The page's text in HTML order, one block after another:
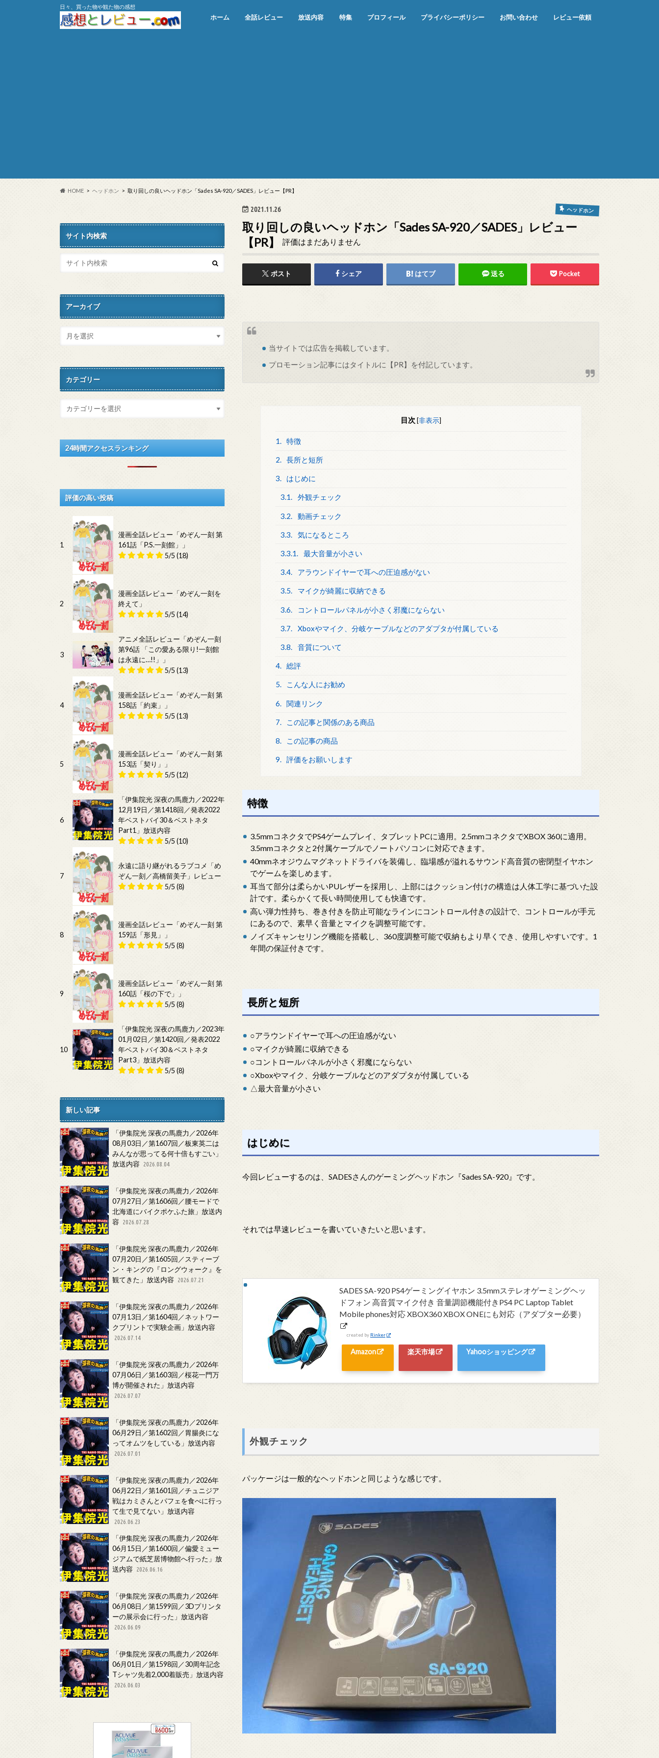
日々、買った物や観た物の感想
ホーム 全話レビュー 放送内容 特集 プロフィール プライバシーポリシー お問い合わせ レビュー依頼
HOME ヘッドホン 取り回しの良いヘッドホン「Sades SA-920／SADES」レビュー【PR】
2021.11.26 ヘッドホン
取り回しの良いヘッドホン「Sades SA-920／SADES」レビュー
【PR】
評価はまだありません
ポスト シェア はてブ 送る Pocket
当サイトでは広告を掲載しています。
プロモーション記事にはタイトルに【PR】を付記しています。
目次 [非表示]
1. 特徴
2. 長所と短所
3. はじめに
3.1. 外観チェック
3.2. 動画チェック
3.3. 気になるところ
3.3.1. 最大音量が小さい
3.4. アラウンドイヤーで耳への圧迫感がない
3.5. マイクが綺麗に収納できる
3.6. コントロールパネルが小さく邪魔にならない
3.7. Xboxやマイク、分岐ケーブルなどのアダプタが付属している
3.8. 音質について
4. 総評
5. こんな人にお勧め
6. 関連リンク
7. この記事と関係のある商品
8. この記事の商品
9. 評価をお願いします
特徴
3.5mmコネクタでPS4ゲームプレイ、タブレットPCに適用。2.5mmコネクタでXBOX 360に適用。
3.5mmコネクタと2付属ケーブルでノートパソコンに対応できます。
40mmネオジウムマグネットドライバを装備し、臨場感が溢れるサウンド高音質の密閉型イヤホン
でゲームを楽しめます。
耳当て部分は柔らかいPUレザーを採用し、上部にはクッション付けの構造は人体工学に基づいた設
計です。柔らかくて長い時間使用しても快適です。
高い弾力性持ち、巻き付きを防止可能なラインにコントロール付きの設計で、コントロールが手元
にあるので、素早く音量とマイクを調整可能です。
ノイズキャンセリング機能を搭載し、360度調整可能で収納もより早くでき、使用しやすいです。1
年間の保証付きです。
長所と短所
○アラウンドイヤーで耳への圧迫感がない
○マイクが綺麗に収納できる
○コントロールパネルが小さく邪魔にならない
○Xboxやマイク、分岐ケーブルなどのアダプタが付属している
△最大音量が小さい
はじめに
今回レビューするのは、SADESさんのゲーミングヘッドホン『Sades SA-920』です。
それでは早速レビューを書いていきたいと思います。
SADES SA-920 PS4ゲーミングイヤホン 3.5mmステレオゲーミングヘッ
ドフォン 高音質マイク付き 音量調節機能付きPS4 PC Laptop Tablet
Mobile phones対応 XBOX360 XBOX ONEにも対応（アダプター必要）
created by Rinker
Amazon 楽天市場 Yahooショッピング
外観チェック
パッケージは一般的なヘッドホンと同じような感じです。
サイト内検索
アーカイブ
カテゴリー
24時間アクセスランキング
評価の高い投稿
1
漫画全話レビュー「めぞん一刻 第
161話「P.S.一刻館」」
5/5 (18)
2
漫画全話レビュー「めぞん一刻を
終えて」
5/5 (14)
3
アニメ全話レビュー「めぞん一刻
第96話 「この愛ある限り!一刻館
は永遠に…!!」」
5/5 (13)
4
漫画全話レビュー「めぞん一刻 第
158話「約束」」
5/5 (13)
5
漫画全話レビュー「めぞん一刻 第
153話「契り」」
5/5 (12)
6
「伊集院光 深夜の馬鹿力／2022年
12月19日／第1418回／発表2022
年ベストバイ30＆ベストネタ
Part1」放送内容
5/5 (10)
7
永遠に語り継がれるラブコメ「め
ぞん一刻／高橋留美子」レビュー
5/5 (8)
8
漫画全話レビュー「めぞん一刻 第
159話「形見」」
5/5 (8)
9
漫画全話レビュー「めぞん一刻 第
160話「桜の下で」」
5/5 (8)
10
「伊集院光 深夜の馬鹿力／2023年
01月02日／第1420回／発表2022
年ベストバイ30＆ベストネタ
Part3」放送内容
5/5 (8)
新しい記事
「伊集院光 深夜の馬鹿力／2026年
08月03日／第1607回／板東英二は
みんなが思ってる何十倍もすごい」
放送内容
2026.08.04
「伊集院光 深夜の馬鹿力／2026年
07月27日／第1606回／腰モードで
北海道にバイクポケふた旅」放送内
容
2026.07.28
「伊集院光 深夜の馬鹿力／2026年
07月20日／第1605回／スティーブ
ン・キングの『ロングウォーク』を
観てきた」放送内容
2026.07.21
「伊集院光 深夜の馬鹿力／2026年
07月13日／第1604回／ネットワー
クプリントで実験企画」放送内容
2026.07.14
「伊集院光 深夜の馬鹿力／2026年
07月06日／第1603回／桜花一門万
博が開催された」放送内容
2026.07.07
「伊集院光 深夜の馬鹿力／2026年
06月29日／第1602回／胃腸炎にな
ってオムツをしている」放送内容
2026.07.01
「伊集院光 深夜の馬鹿力／2026年
06月22日／第1601回／チュニジア
戦はカミさんとパフェを食べに行っ
て生で見てない」放送内容
2026.06.23
「伊集院光 深夜の馬鹿力／2026年
06月15日／第1600回／偏愛ミュー
ジアムで紙芝居博物館へ行った」放
送内容
2026.06.16
「伊集院光 深夜の馬鹿力／2026年
06月08日／第1599回／3Dプリンタ
ーの展示会に行った」放送内容
2026.06.09
「伊集院光 深夜の馬鹿力／2026年
06月01日／第1598回／30周年記念
Tシャツ先着2,000着販売」放送内容
2026.06.03